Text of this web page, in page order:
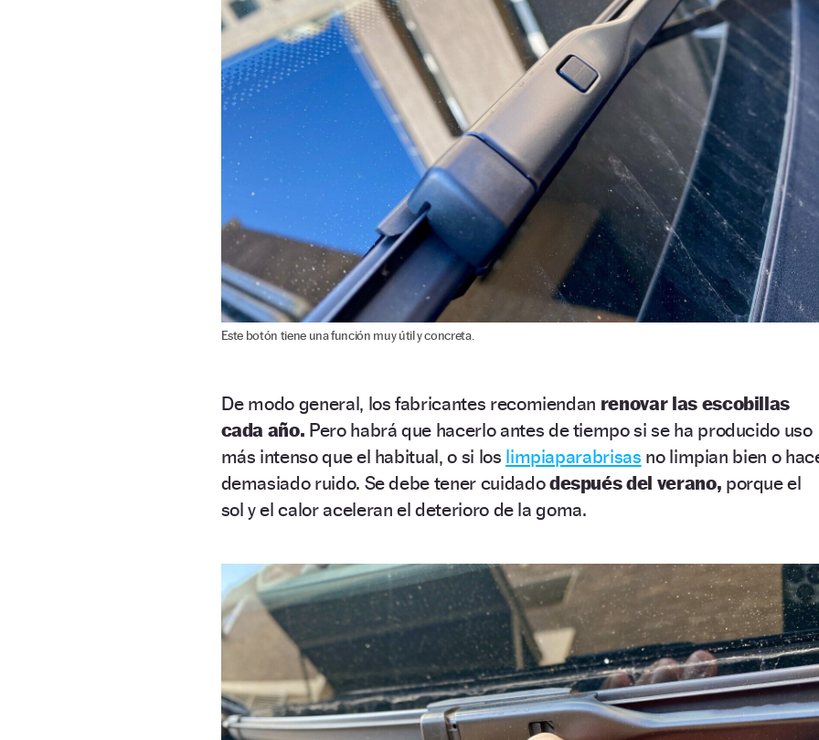
Este botón tiene una función muy útil y concreta.
De modo general, los fabricantes recomiendan renovar las escobillas
cada año. Pero habrá que hacerlo antes de tiempo si se ha producido uso
más intenso que el habitual, o si los limpiaparabrisas no limpian bien o
demasiado ruido. Se debe tener cuidadodespués del verano, porque el
sol y el calor aceleran el deterioro de la goma.